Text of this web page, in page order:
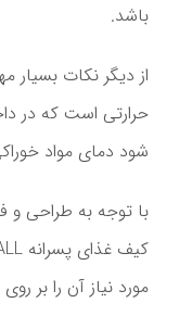
باشد.
از دیگر نکات بسیار
حرارتی است که در
شود دمای مواد
با توجه به طراحی
مورد نیاز آن را بر